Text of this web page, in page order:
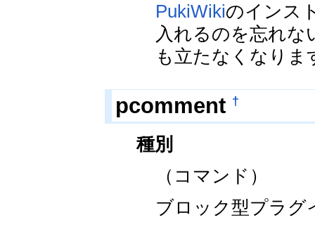
PukiWikiのインス
入れるのを忘れな
も立たなくなりま
pcomment †
種別
（コマンド）
ブロック型プラグ